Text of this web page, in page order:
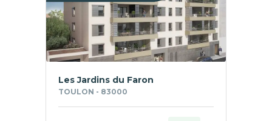
Les Jardins du Faron
TOULON - 83000